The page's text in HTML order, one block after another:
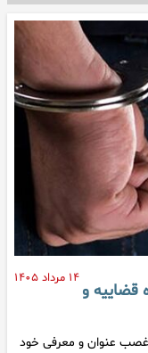
۱۴ مرداد ۱۴۰۵
قضاییه و
عنوان و معرفی خود